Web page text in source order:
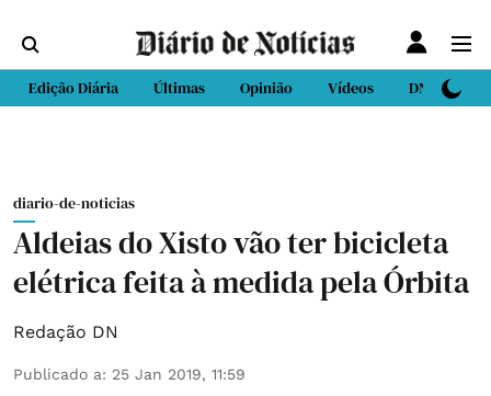
Edição Diária Últimas Opinião Vídeos DN Sport
diario-de-noticias
Aldeias do Xisto vão ter bicicleta
elétrica feita à medida pela Órbita
Redação DN
Publicado a: 25 Jan 2019, 11:59